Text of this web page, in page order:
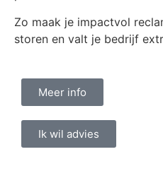
Zo maak je impactvol
storen en valt je bedrijf
Meer info
Ik wil advies